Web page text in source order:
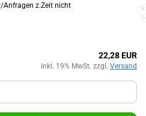
z.Zeit nicht
22,28 EUR
inkl. 19% MwSt. zzgl. Versand